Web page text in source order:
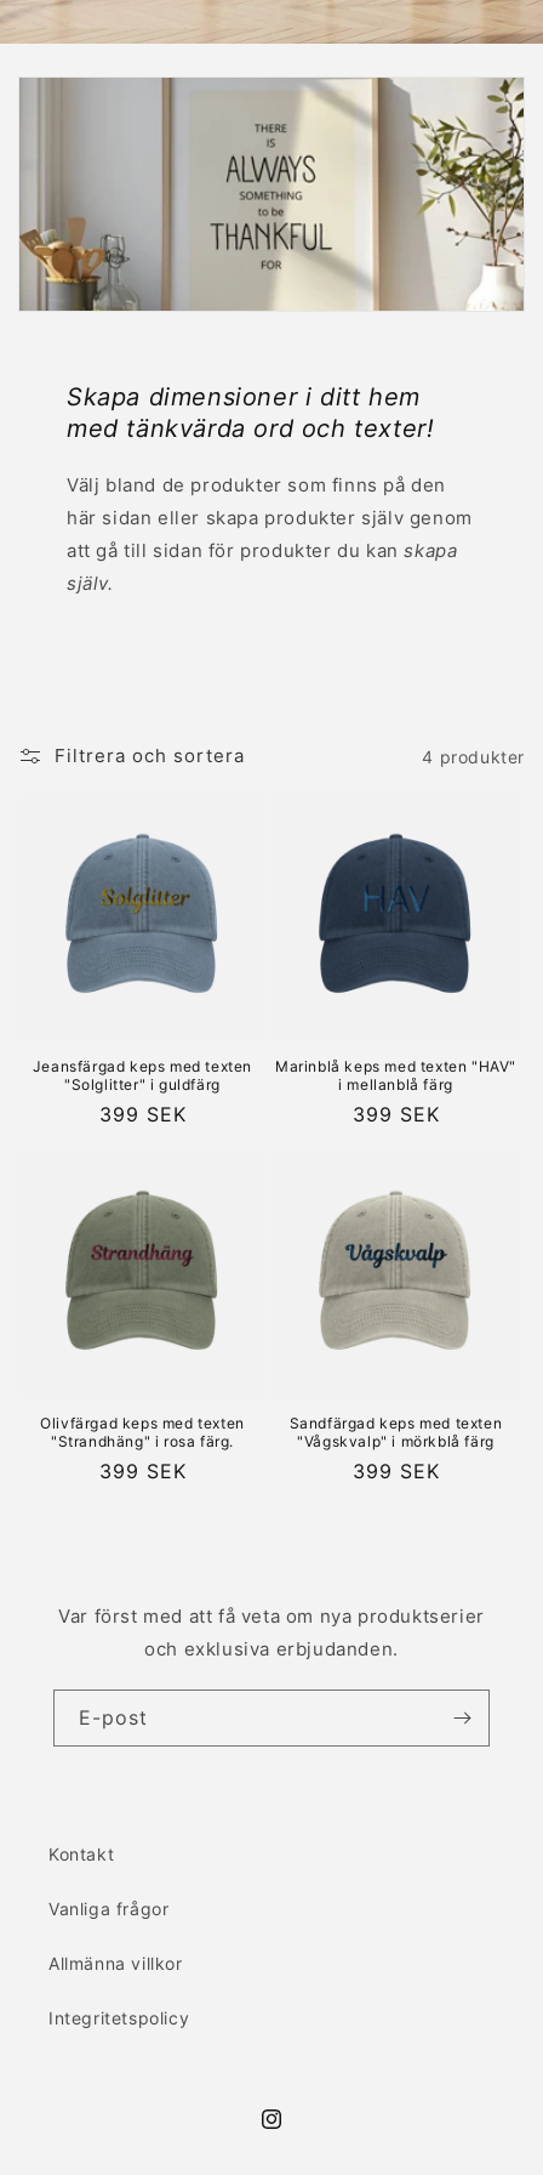
Skapa dimensioner i ditt hem
med tänkvärda ord och texter!
Välj bland de produkter som finns på den
här sidan eller skapa produkter själv genom
att gå till sidan för produkter du kanskapa
själv.
Filtrera och sortera 4 produkter
Jeansfärgad keps med texten
"Solglitter" i guldfärg
Ordinarie
399 SEK
Marinblå keps med texten "HAV"
i mellanblå färg
Ordinarie
399 SEK
Olivfärgad keps med texten
"Strandhäng" i rosa färg.
Ordinarie
399 SEK
Sandfärgad keps med texten
"Vågskvalp" i mörkblå färg
Ordinarie
399 SEK
Var först med att få veta om nya produktserier
och exklusiva erbjudanden.
E-post
Kontakt
Vanliga frågor
Allmänna villkor
Integritetspolicy
Instagram